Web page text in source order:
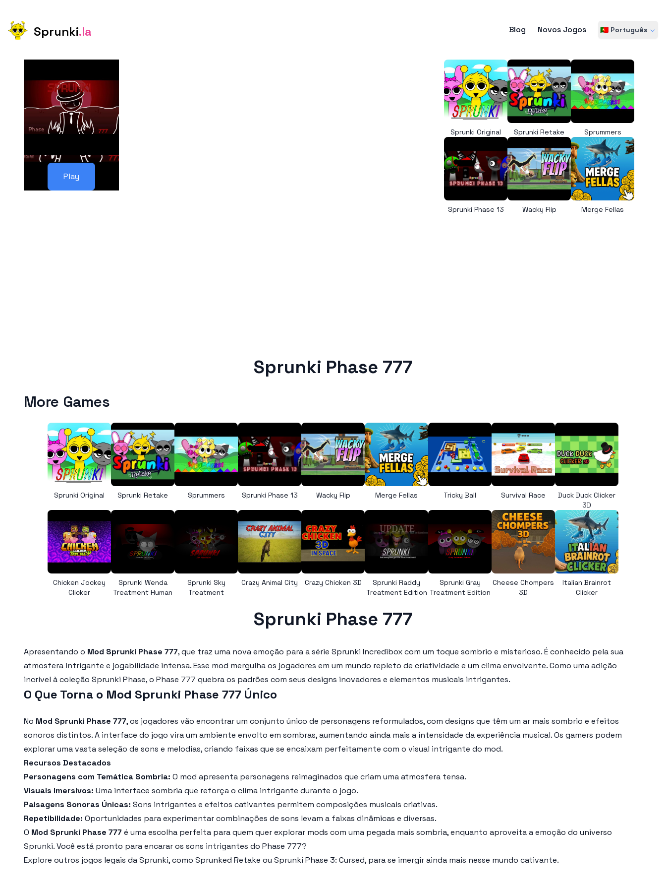
Sprunki.la Blog Novos Jogos 🇵🇹 Português
Play
Sprunki Original Sprunki Retake Sprummers
Sprunki Phase 13 Wacky Flip Merge Fellas
Sprunki Phase 777
More Games
Sprunki Original Sprunki Retake Sprummers Sprunki Phase 13 Wacky Flip Merge Fellas Tricky Ball Survival Race
Duck Duck Clicker
3D
Chicken Jockey
Clicker
Sprunki Wenda
Treatment Human
Sprunki Sky
Treatment
Crazy Animal City Crazy Chicken 3D
Sprunki Raddy
Treatment Edition
Sprunki Gray
Treatment Edition
Cheese Chompers
3D
Italian Brainrot
Clicker
Sprunki Phase 777
Apresentando o Mod Sprunki Phase 777, que traz uma nova emoção para a série Sprunki Incredibox com um toque sombrio e misterioso. É conhecido pela sua
atmosfera intrigante e jogabilidade intensa. Esse mod mergulha os jogadores em um mundo repleto de criatividade e um clima envolvente. Como uma adição
incrível à coleção Sprunki Phase, o Phase 777 quebra os padrões com seus designs inovadores e elementos musicais intrigantes.
O Que Torna o Mod Sprunki Phase 777 Único
No Mod Sprunki Phase 777, os jogadores vão encontrar um conjunto único de personagens reformulados, com designs que têm um ar mais sombrio e efeitos
sonoros distintos. A interface do jogo vira um ambiente envolto em sombras, aumentando ainda mais a intensidade da experiência musical. Os gamers podem
explorar uma vasta seleção de sons e melodias, criando faixas que se encaixam perfeitamente com o visual intrigante do mod.
Recursos Destacados
Personagens com Temática Sombria: O mod apresenta personagens reimaginados que criam uma atmosfera tensa.
Visuais Imersivos: Uma interface sombria que reforça o clima intrigante durante o jogo.
Paisagens Sonoras Únicas: Sons intrigantes e efeitos cativantes permitem composições musicais criativas.
Repetibilidade: Oportunidades para experimentar combinações de sons levam a faixas dinâmicas e diversas.
O Mod Sprunki Phase 777 é uma escolha perfeita para quem quer explorar mods com uma pegada mais sombria, enquanto aproveita a emoção do universo
Sprunki. Você está pronto para encarar os sons intrigantes do Phase 777?
Explore outros jogos legais da Sprunki, como Sprunked Retake ou Sprunki Phase 3: Cursed, para se imergir ainda mais nesse mundo cativante.